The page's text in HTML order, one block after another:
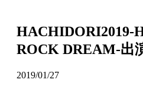
HACHIDORI2019-
ROCK DREAM-出
2019/01/27